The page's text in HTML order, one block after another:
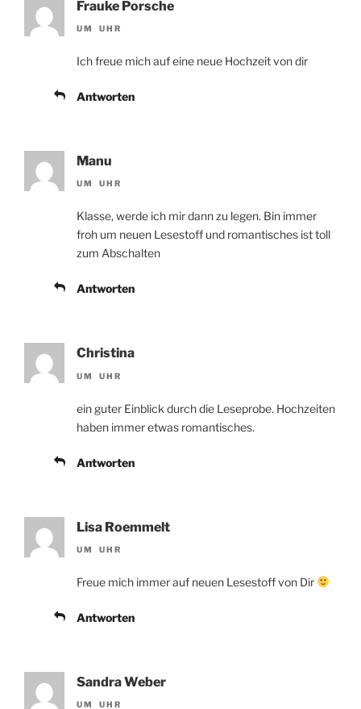
Frauke Porsche
UM UHR
Ich freue mich auf eine neue Hochzeit von dir
Antworten
Manu
UM UHR
Klasse, werde ich mir dann zu legen. Bin immer
froh um neuen Lesestoff und romantisches ist toll
zum Abschalten
Antworten
Christina
UM UHR
ein guter Einblick durch die Leseprobe. Hochzeiten
haben immer etwas romantisches.
Antworten
Lisa Roemmelt
UM UHR
Freue mich immer auf neuen Lesestoff von Dir
Antworten
Sandra Weber
UM UHR